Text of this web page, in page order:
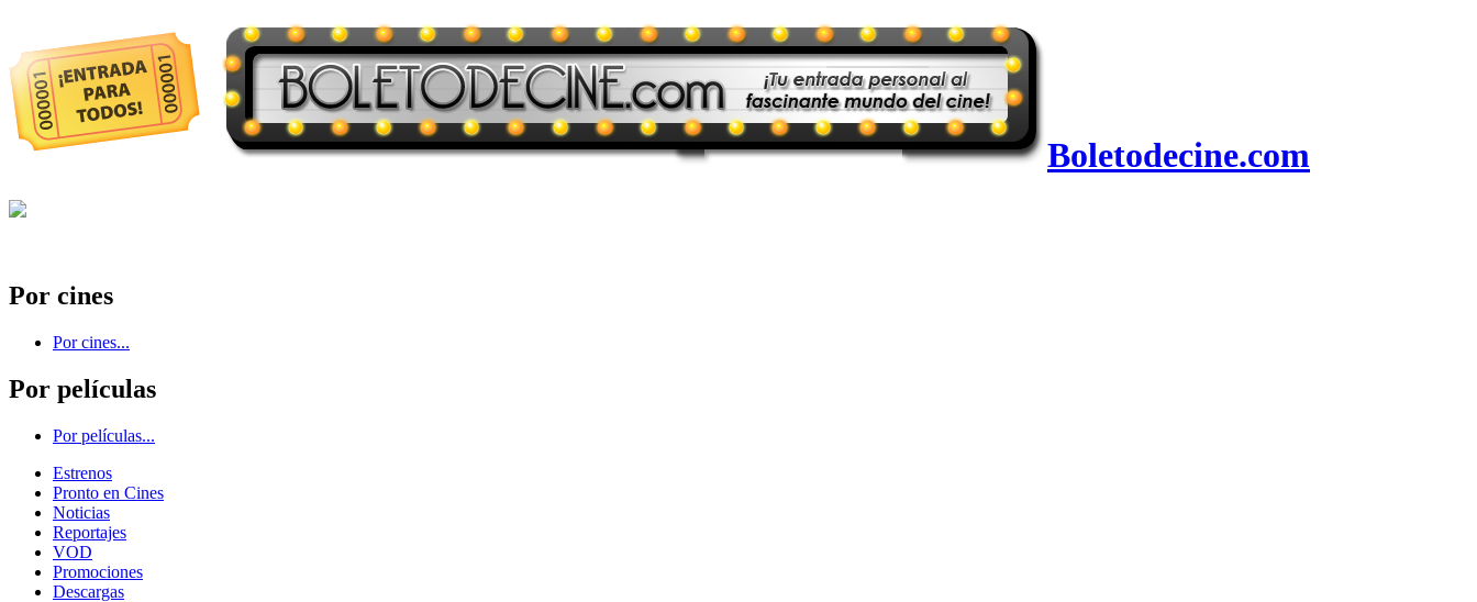
Boletodecine.com
Por cines
Por cines...
Por películas
Por películas...
Estrenos
Pronto en Cines
Noticias
Reportajes
VOD
Promociones
Descargas